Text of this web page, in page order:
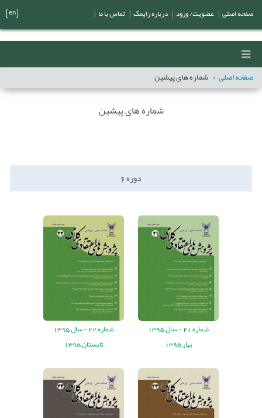
صفحه اصلی شماره های پیشین
شماره های پیشین
دوره6
شماره21 - سال1395
بهار 1395
شماره22 - سال1395
تابستان 1395
صفحه اصلی عضویت/ ورود درباره رایمگ تماس با ما